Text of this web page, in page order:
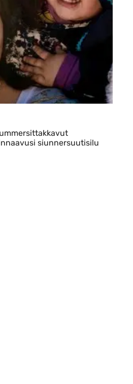
siunnersuutisilu